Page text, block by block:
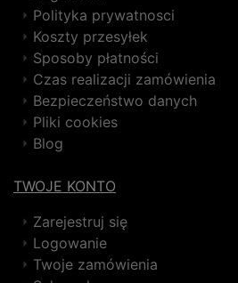
Polityka prywatnosci
Koszty przesyłek
Sposoby płatności
Czas realizacji zamówienia
Bezpieczeństwo danych
Pliki cookies
Blog
TWOJE KONTO
Zarejestruj się
Logowanie
Twoje zamówienia